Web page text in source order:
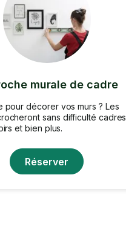
murale de cadre
pour décorer vos murs ? Les
sans difficulté cadres,
et bien plus.
Réserver